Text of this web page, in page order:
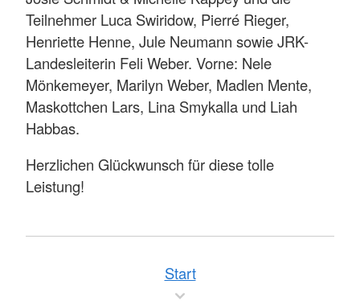
Teilnehmer Luca Swiridow, Pierré Rieger,
Henriette Henne, Jule Neumann sowie JRK-
Landesleiterin Feli Weber. Vorne: Nele
Mönkemeyer, Marilyn Weber, Madlen Mente,
Maskottchen Lars, Lina Smykalla und Liah
Habbas.
Herzlichen Glückwunsch für diese tolle
Leistung!
Start